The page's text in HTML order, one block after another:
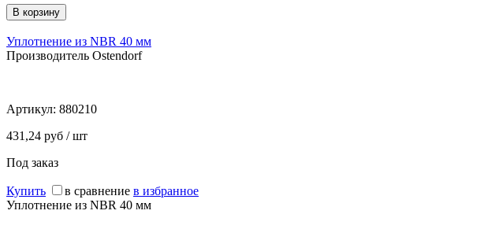
Уплотнение из NBR 40 мм
Производитель Ostendorf
Артикул: 880210
431,24 руб / шт
Под заказ
Купить в сравнение в избранное
Уплотнение из NBR 40 мм